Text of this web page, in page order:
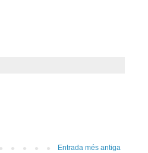
Entrada més antiga